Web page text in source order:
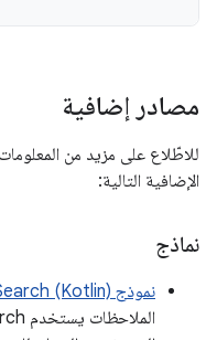
مصادر إضافية
الإضافية التالية:
نماذج
نموذج Android AppSearch (Kotlin)